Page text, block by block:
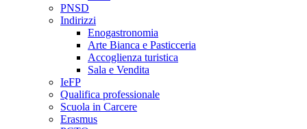
PNSD
Indirizzi
Enogastronomia
Arte Bianca e Pasticceria
Accoglienza turistica
Sala e Vendita
IeFP
Qualifica professionale
Scuola in Carcere
Erasmus